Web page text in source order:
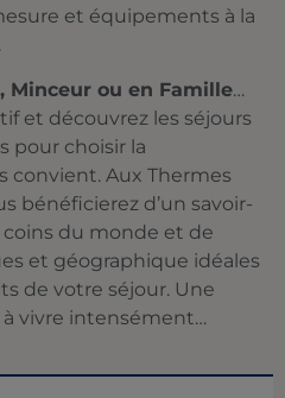
et équipements à la
Minceur ou en Famille…
et découvrez les séjours
pour choisir la
convient. Aux Thermes
bénéficierez d’un savoir-
du monde et de
et géographique idéales
de votre séjour. Une
vivre intensément…